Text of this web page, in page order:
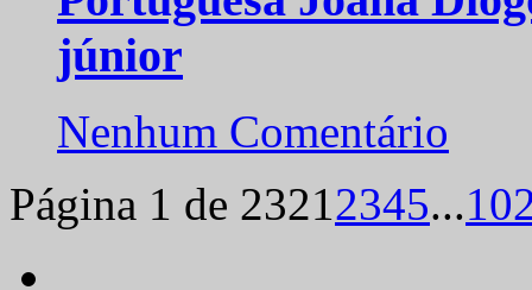
júnior
Nenhum Comentário
Página 1 de 23212345...10